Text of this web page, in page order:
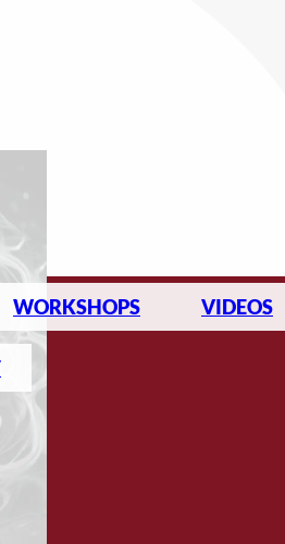
WORKSHOPS VIDEOS